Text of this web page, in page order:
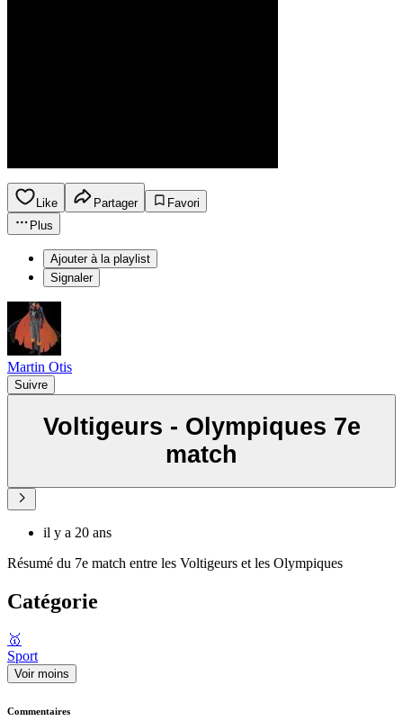
Like Partager
Favori
Plus
Ajouter à la playlist
Signaler
Martin Otis
Suivre
Voltigeurs - Olympiques 7e
match
il y a 20 ans
Résumé du 7e match entre les Voltigeurs et les Olympiques
Catégorie
🥇
Sport
Voir moins
Commentaires